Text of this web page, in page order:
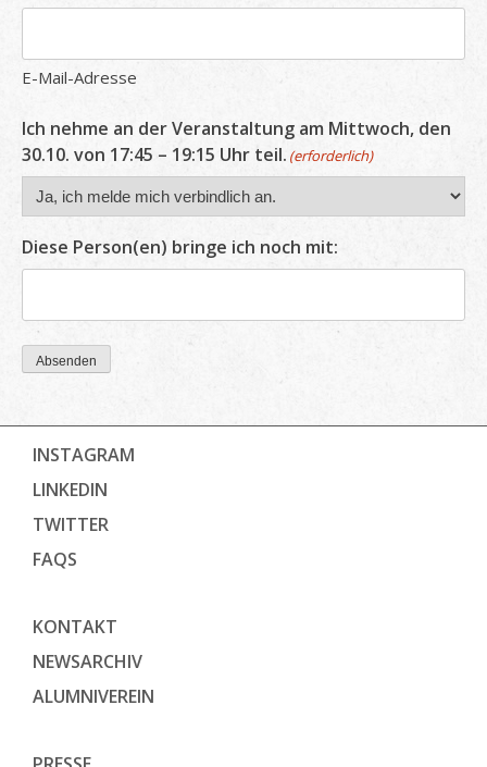
E-Mail-Adresse
Ich nehme an der Veranstaltung am Mittwoch, den
30.10. von 17:45 – 19:15 Uhr teil. (erforderlich)
Diese Person(en) bringe ich noch mit:
Absenden
INSTAGRAM
LINKEDIN
TWITTER
FAQS
KONTAKT
NEWSARCHIV
ALUMNIVEREIN